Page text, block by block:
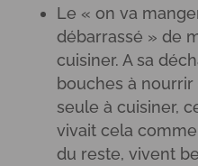
Le « on va
débarrassé » de
cuisiner. A sa
bouches à
seule à cuisiner,
vivait cela
du reste, vivent